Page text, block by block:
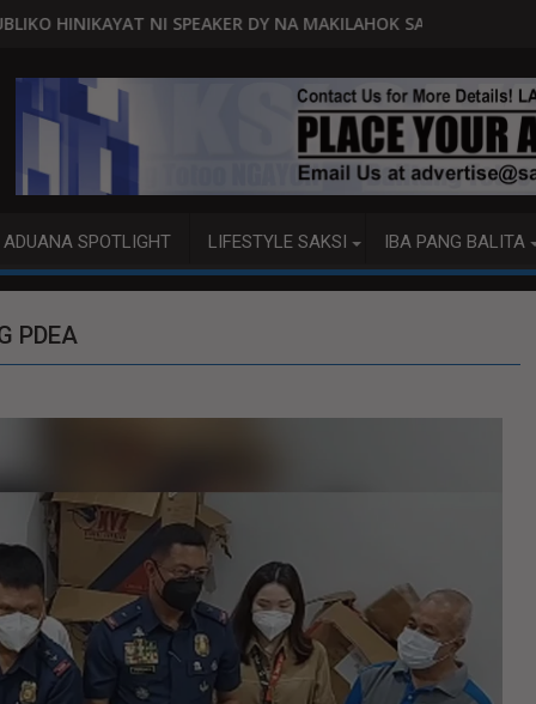
DY NA MAKILAHOK SA PAGBUO NG MGA BATAS
MALACAÑANG PINAAARAL NA
ADUANA SPOTLIGHT LIFESTYLE SAKSI IBA PANG BALITA
PDEA